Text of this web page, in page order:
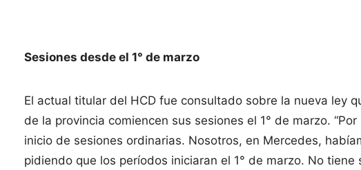
Sesiones desde el 1° de marzo
El actual titular del HCD fue consultado sobre la nueva ley
de la provincia comiencen sus sesiones el 1° de marzo.
inicio de sesiones ordinarias. Nosotros, en Mercedes,
pidiendo que los períodos iniciaran el 1° de marzo. No